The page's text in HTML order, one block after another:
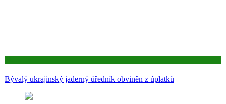
Bývalý ukrajinský jaderný úředník obviněn z úplatků